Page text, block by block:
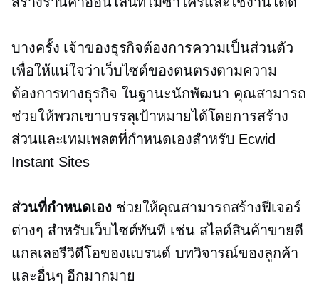
บางครั้ง เจ้าของธุรกิจต้องการความเป็นส่วนตัว
เพื่อให้แน่ใจว่าเว็บไซต์ของตนตรงตามความ
ต้องการทางธุรกิจ ในฐานะนักพัฒนา คุณสามารถ
ช่วยให้พวกเขาบรรลุเป้าหมายได้โดยการสร้าง
ส่วนและเทมเพลตที่กำหนดเองสำหรับ Ecwid
Instant Sites
ส่วนที่กำหนดเองช่วยให้คุณสามารถสร้างฟีเจอร์
ต่างๆ สำหรับเว็บไซต์ทันที เช่น สไลด์สินค้าขายดี
แกลเลอรีวิดีโอของแบรนด์ บทวิจารณ์ของลูกค้า
และอื่นๆ อีกมากมาย